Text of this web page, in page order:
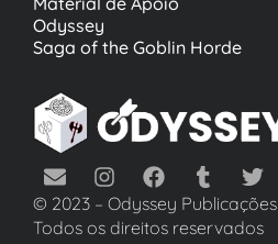
Odyssey
Saga of the Goblin Horde
© 2023 – Odyssey Publicações
Todos os direitos reservados